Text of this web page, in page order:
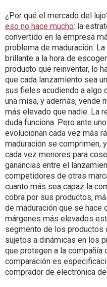
¿Por qué el mercado del
eso no hace mucho: la
convertido en la empresa
problema de maduración.
brillante a la hora de
producto que reinventar, lo
que cada lanzamiento sea
sus fieles acudiendo a algo
una misa, y además, vende
más elevado que nadie. La
duda funciona. Pero ante
evolucionan cada vez más
maduración se comprimen,
cada vez menores para
ganancias entre el
competidores de otras
cuanto más sea capaz la
cobra por sus productos,
de maduración que se hace
márgenes más elevados
segmento de los productos
sujetos a dinámicas en los
que protegen a la
comparación es
comprador de electrónica